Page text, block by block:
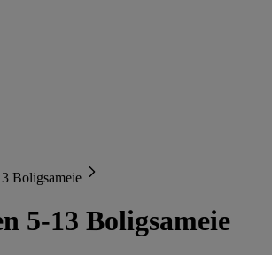
Boligsameie
5-13 Boligsameie